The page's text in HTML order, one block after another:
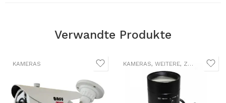
Verwandte Produkte
KAMERAS KAMERAS, WEITERE, ZUBEHÖR